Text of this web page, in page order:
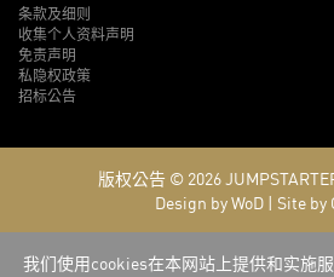
条款及细则
收集个人资料声明
免责声明
私隐权政策
招标公告
版权公告 © 2026
Design by WoD| Site by
我们使用cookies在本网站上提供和实施